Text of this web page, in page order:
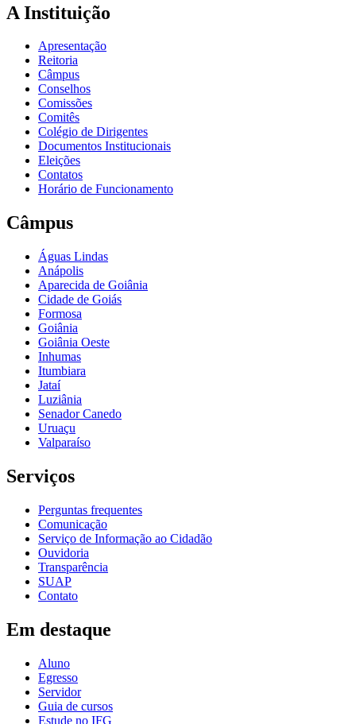
A Instituição
Apresentação
Reitoria
Câmpus
Conselhos
Comissões
Comitês
Colégio de Dirigentes
Documentos Institucionais
Eleições
Contatos
Horário de Funcionamento
Câmpus
Águas Lindas
Anápolis
Aparecida de Goiânia
Cidade de Goiás
Formosa
Goiânia
Goiânia Oeste
Inhumas
Itumbiara
Jataí
Luziânia
Senador Canedo
Uruaçu
Valparaíso
Serviços
Perguntas frequentes
Comunicação
Serviço de Informação ao Cidadão
Ouvidoria
Transparência
SUAP
Contato
Em destaque
Aluno
Egresso
Servidor
Guia de cursos
Estude no IFG